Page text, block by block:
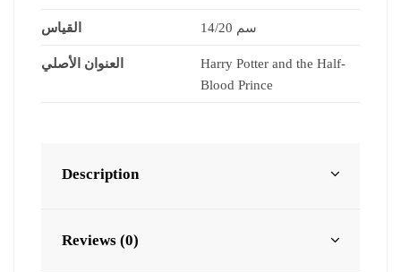
القياس 14/20 سم
العنوان الأصلي
Harry Potter and the Half-
Blood Prince
Description
Reviews (0)